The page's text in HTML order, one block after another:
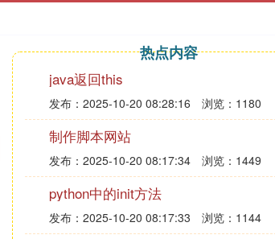
热点内容
java返回this
发布：2025-10-20 08:28:16 浏览：1180
制作脚本网站
发布：2025-10-20 08:17:34 浏览：1449
python中的init方法
发布：2025-10-20 08:17:33 浏览：1144